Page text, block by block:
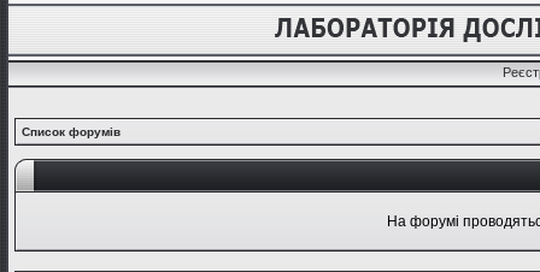
Список форумів
На форумі